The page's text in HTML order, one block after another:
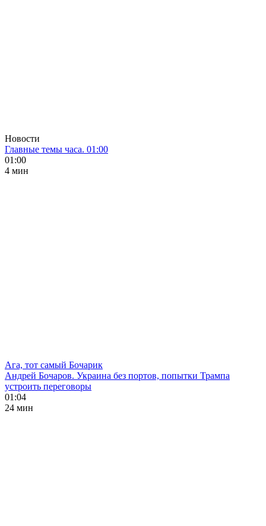
Новости
Главные темы часа. 01:00
01:00
4 мин
Ага, тот самый Бочарик
Андрей Бочаров. Украина без портов, попытки Трампа
устроить переговоры
01:04
24 мин